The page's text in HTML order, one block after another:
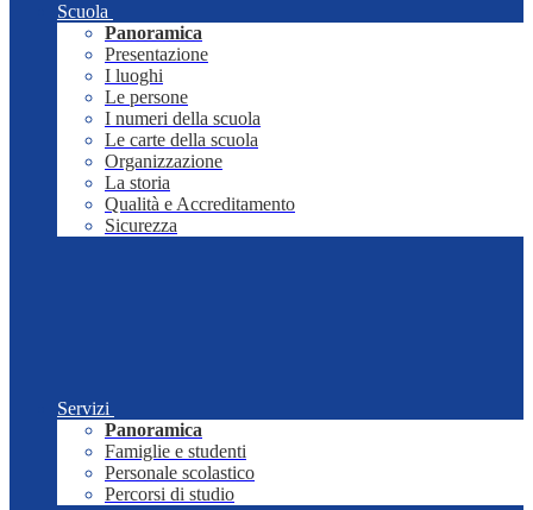
Scuola
Panoramica
Presentazione
I luoghi
Le persone
I numeri della scuola
Le carte della scuola
Organizzazione
La storia
Qualità e Accreditamento
Sicurezza
Servizi
Panoramica
Famiglie e studenti
Personale scolastico
Percorsi di studio